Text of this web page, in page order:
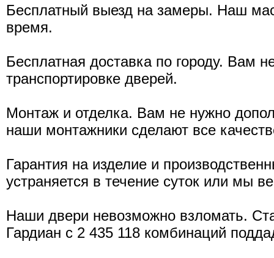
Бесплатный выезд на замеры. Наш
время.
Бесплатная доставка по городу. Вам
транспортировке дверей.
Монтаж и отделка. Вам не нужно
наши монтажники сделают все
Гарантия на изделие и
устраняется в течение суток или мы
Наши двери невозможно взломать.
Гардиан с 2 435 118 комбинаций